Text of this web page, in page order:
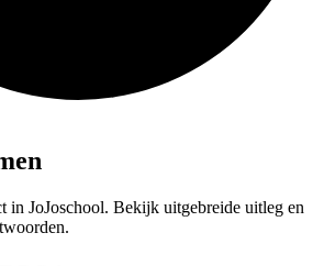
in JoJoschool. Bekijk uitgebreide uitleg en